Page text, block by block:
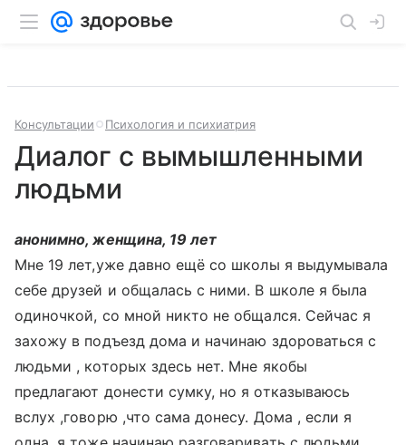
Консультации Психология и психиатрия
Диалог с вымышленными
людьми
анонимно, женщина, 19 лет
Мне 19 лет,уже давно ещё со школы я выдумывала
себе друзей и общалась с ними. В школе я была
одиночкой, со мной никто не общался. Сейчас я
захожу в подъезд дома и начинаю здороваться с
людьми , которых здесь нет. Мне якобы
предлагают донести сумку, но я отказываюсь
вслух ,говорю ,что сама донесу. Дома , если я